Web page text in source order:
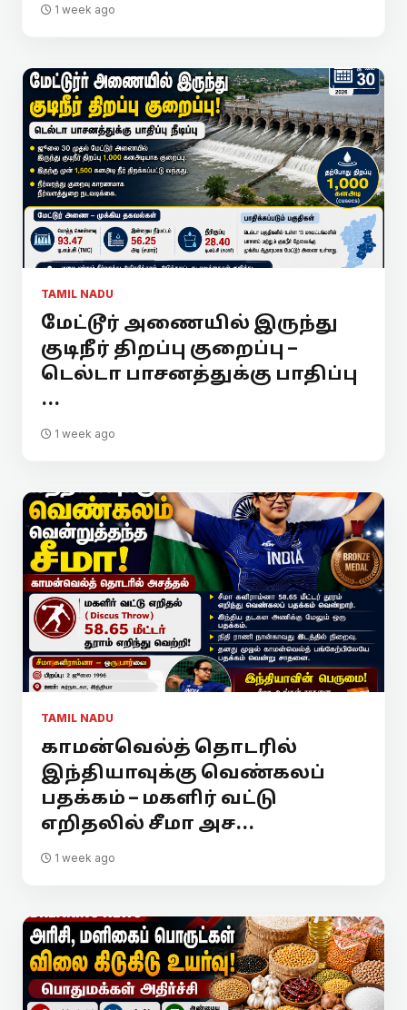
1 week ago
TAMIL NADU
மேட்டூர் அணையில் இருந்து
குடிநீர் திறப்பு குறைப்பு –
டெல்டா பாசனத்துக்கு பாதிப்பு
...
1 week ago
TAMIL NADU
காமன்வெல்த் தொடரில்
இந்தியாவுக்கு வெண்கலப்
பதக்கம் – மகளிர் வட்டு
எறிதலில் சீமா அச...
1 week ago